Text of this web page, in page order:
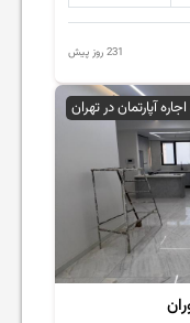
231 روز پیش
آپارتمان در تهران